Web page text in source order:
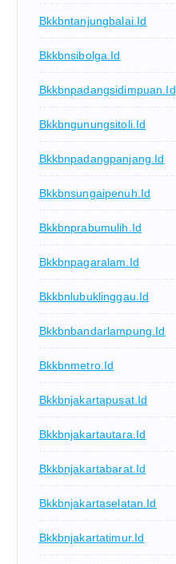
Bkkbntanjungbalai.id
Bkkbnsibolga.id
Bkkbnpadangsidimpuan.id
Bkkbngunungsitoli.id
Bkkbnpadangpanjang.id
Bkkbnsungaipenuh.id
Bkkbnprabumulih.id
Bkkbnpagaralam.id
Bkkbnlubuklinggau.id
Bkkbnbandarlampung.id
Bkkbnmetro.id
Bkkbnjakartapusat.id
Bkkbnjakartautara.id
Bkkbnjakartabarat.id
Bkkbnjakartaselatan.id
Bkkbnjakartatimur.id